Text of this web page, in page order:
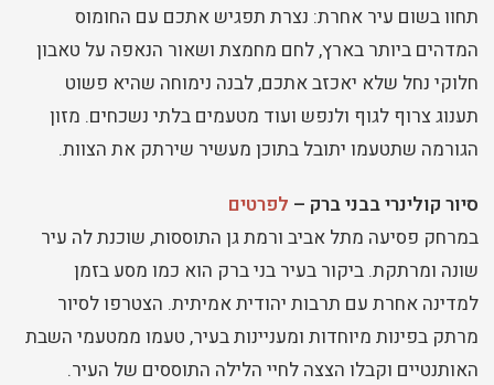
תחוו בשום עיר אחרת: נצרת תפגיש אתכם עם החומוס
המדהים ביותר בארץ, לחם מחמצת ושאור הנאפה על טאבון
חלוקי נחל שלא יאכזב אתכם, לבנה נימוחה שהיא פשוט
תענוג צרוף לגוף ולנפש ועוד מטעמים בלתי נשכחים. מזון
הגורמה שתטעמו יתובל בתוכן מעשיר שירתק את הצוות.
סיור קולינרי בבני ברק – לפרטים
במרחק פסיעה מתל אביב ורמת גן התוססות, שוכנת לה עיר
שונה ומרתקת. ביקור בעיר בני ברק הוא כמו מסע בזמן
למדינה אחרת עם תרבות יהודית אמיתית. הצטרפו לסיור
מרתק בפינות מיוחדות ומעניינות בעיר, טעמו ממטעמי השבת
האותנטיים וקבלו הצצה לחיי הלילה התוססים של העיר.